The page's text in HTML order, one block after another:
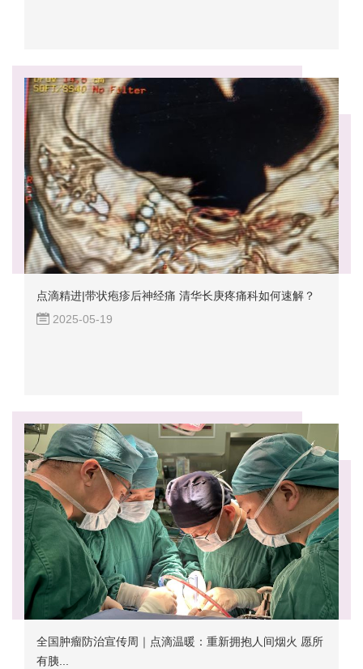
点滴精进|带状疱疹后神经痛 清华长庚疼痛科如何速解？
2025-05-19
全国肿瘤防治宣传周｜点滴温暖：重新拥抱人间烟火 愿所
有胰...